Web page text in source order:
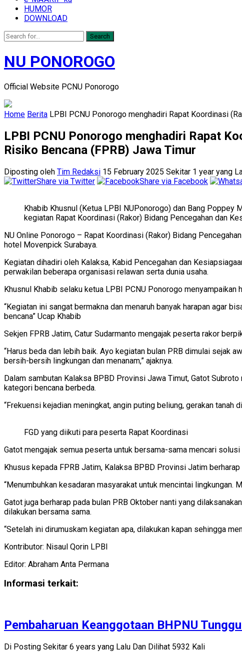
HUMOR
DOWNLOAD
Search
NU PONOROGO
Official Website PCNU Ponorogo
Home Berita LPBI PCNU Ponorogo menghadiri Rapat Koordinasi
LPBI PCNU Ponorogo menghadiri Rapat
Risiko Bencana (FPRB) Jawa Timur
Diposting oleh Tim Redaksi 15 February 2025 Sekitar 1 year yang
Share via Twitter
Share via Facebook
Khabib Khusnul (Ketua LPBI NUPonorogo) dan Bang Poppey
kegiatan Rapat Koordinasi (Rakor) Bidang Pencegahan dan
NU Online Ponorogo – Rapat Koordinasi (Rakor) Bidang
hotel Movenpick Surabaya.
Kegiatan dihadiri oleh Kalaksa, Kabid Pencegahan dan
perwakilan beberapa organisasi relawan serta dunia usaha.
Khusnul Khabib selaku ketua LPBI PCNU Ponorogo
“Kegiatan ini sangat bermakna dan menaruh banyak harapan agar
bencana” Ucap Khabib
Sekjen FPRB Jatim, Catur Sudarmanto mengajak peserta rakor
“Harus beda dan lebih baik. Ayo kegiatan bulan PRB dimulai sejak
bersih-bersih lingkungan dan menanam,” ajaknya.
Dalam sambutan Kalaksa BPBD Provinsi Jawa Timut, Gatot
kategori bencana berbeda.
“Frekuensi kejadian meningkat, angin puting beliung, gerakan
FGD yang diikuti para peserta Rapat Koordinasi
Gatot mengajak semua peserta untuk bersama-sama mencari
Khusus kepada FPRB Jatim, Kalaksa BPBD Provinsi Jatim
“Menumbuhkan kesadaran masyarakat untuk mencintai lingkungan.
Gatot juga berharap pada bulan PRB Oktober nanti yang
dilakukan bersama sama.
“Setelah ini dirumuskam kegiatan apa, dilakukan kapan sehingga
Kontributor: Nisaul Qorin LPBI
Editor: Abraham Anta Permana
Informasi terkait:
Pembaharuan Keanggotaan BHPNU
Di Posting Sekitar 6 years yang Lalu Dan Dilihat 5932 Kali